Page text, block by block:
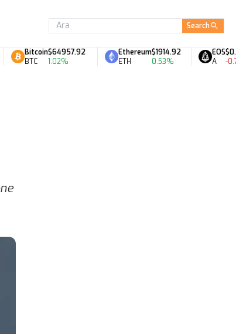
Search
Bitcoin
BTC
$64957.92
1.02%
Ethereum
ETH
$1914.92
0.53%
EOS
A
$0.06
-